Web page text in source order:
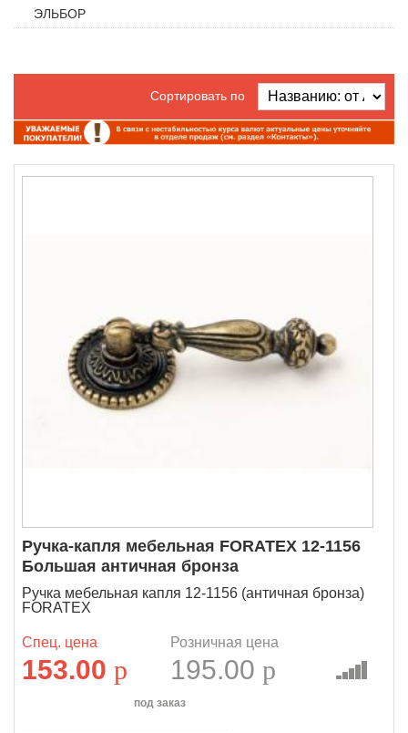
ЭЛЬБОР
Сортировать по
Ручка-капля мебельная FORATEX 12-1156
Большая античная бронза
Ручка мебельная капля 12-1156 (античная бронза)
FORATEX
Спец. цена
153.00 p
Розничная цена
195.00 p
под заказ